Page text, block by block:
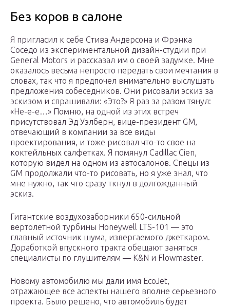
Без коров в салоне
Я пригласил к себе Стива Андерсона и Фрэнка
Соседо из экспериментальной дизайн-студии при
General Motors и рассказал им о своей задумке. Мне
оказалось весьма непросто передать свои мечтания в
словах, так что я предпочел внимательно выслушать
предложения собеседников. Они рисовали эскиз за
эскизом и спрашивали: «Это?» Я раз за разом тянул:
«Не-е-е…» Помню, на одной из этих встреч
присутствовал Эд Уэлберн, вице-президент GM,
отвечающий в компании за все виды
проектирования, и тоже рисовал что-то свое на
коктейльных салфетках. Я помянул Cadillac Cien,
которую видел на одном из автосалонов. Спецы из
GM продолжали что-то рисовать, но я уже знал, что
мне нужно, так что сразу ткнул в долгожданный
эскиз.
Гигантские воздухозаборники 650-сильной
вертолетной турбины Honeywell LTS-101 — это
главный источник шума, извергаемого джеткаром.
Доработкой впускного тракта обещают заняться
специалисты по глушителям — K&N и Flowmaster.
Новому автомобилю мы дали имя EcoJet,
отражающее все аспекты нашего вполне серьезного
проекта. Было решено, что автомобиль будет